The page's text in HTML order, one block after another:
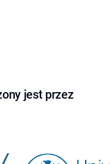
jest przez